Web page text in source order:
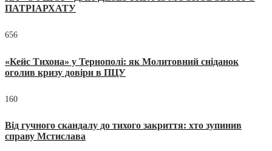
ПАТРІАРХАТУ
656
«Кейс Тихона» у Тернополі: як Молитовний сніданок
оголив кризу довіри в ПЦУ
160
Від гучного скандалу до тихого закриття: хто зупинив
справу Мстислава